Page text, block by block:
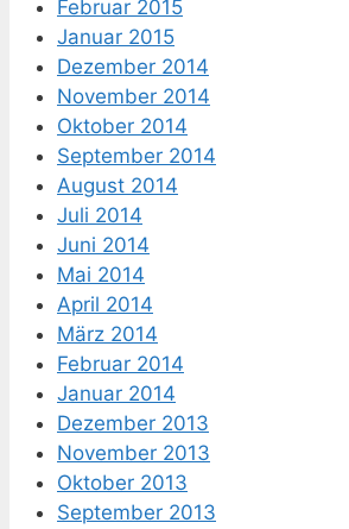
Februar 2015
Januar 2015
Dezember 2014
November 2014
Oktober 2014
September 2014
August 2014
Juli 2014
Juni 2014
Mai 2014
April 2014
März 2014
Februar 2014
Januar 2014
Dezember 2013
November 2013
Oktober 2013
September 2013